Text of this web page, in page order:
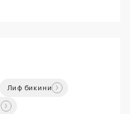
Лиф бикини